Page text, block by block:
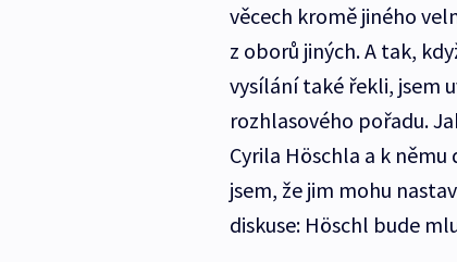
věcech kromě jiného
z oborů jiných. A tak,
vysílání také řekli, jsem
rozhlasového pořadu.
Cyrila Höschla a k němu
jsem, že jim mohu
diskuse: Höschl bude